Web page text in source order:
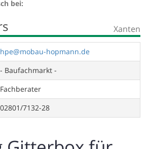
bei:
Xanten
hpe@mobau-hopmann.de
- Baufachmarkt -
Fachberater
02801/7132-28